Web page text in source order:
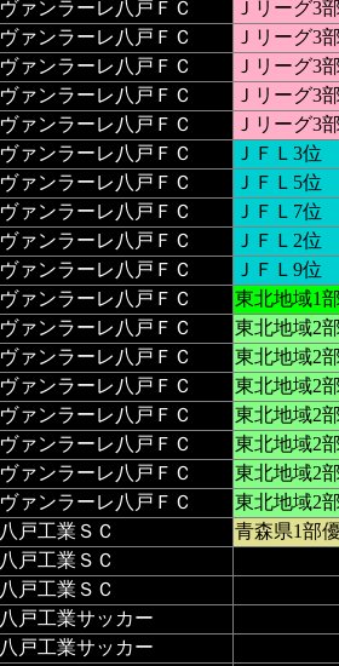
ヴァンラーレ八戸ＦＣ
Ｊリーグ3
ヴァンラーレ八戸ＦＣ
Ｊリーグ3
ヴァンラーレ八戸ＦＣ
Ｊリーグ3
ヴァンラーレ八戸ＦＣ
Ｊリーグ3
ヴァンラーレ八戸ＦＣ
Ｊリーグ3
ヴァンラーレ八戸ＦＣ
ＪＦＬ3位
ヴァンラーレ八戸ＦＣ
ＪＦＬ5位
ヴァンラーレ八戸ＦＣ
ＪＦＬ7位
ヴァンラーレ八戸ＦＣ
ＪＦＬ2位
ヴァンラーレ八戸ＦＣ
ＪＦＬ9位
ヴァンラーレ八戸ＦＣ
東北地域1
ヴァンラーレ八戸ＦＣ
東北地域2
ヴァンラーレ八戸ＦＣ
東北地域2
ヴァンラーレ八戸ＦＣ
東北地域2
ヴァンラーレ八戸ＦＣ
東北地域2
ヴァンラーレ八戸ＦＣ
東北地域2
ヴァンラーレ八戸ＦＣ
東北地域2
ヴァンラーレ八戸ＦＣ
東北地域2
八戸工業ＳＣ
青森県1部
八戸工業ＳＣ
八戸工業ＳＣ
八戸工業サッカー
八戸工業サッカー